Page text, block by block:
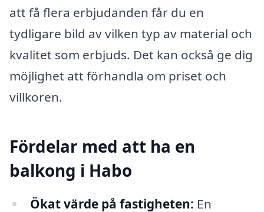
att få flera erbjudanden får du en
tydligare bild av vilken typ av material och
kvalitet som erbjuds. Det kan också ge dig
möjlighet att förhandla om priset och
villkoren.
Fördelar med att ha en
balkong i Habo
Ökat värde på fastigheten: En